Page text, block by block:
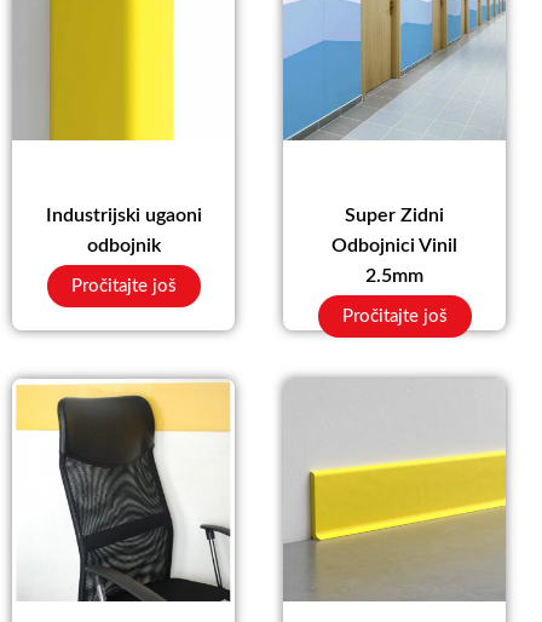
Industrijski ugaoni
odbojnik
Pročitajte još
Super Zidni
Odbojnici Vinil
2.5mm
Pročitajte još